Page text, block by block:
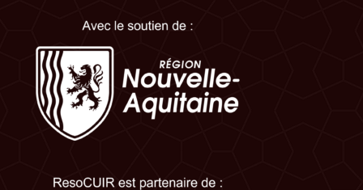
in
new
window
opens
in
new
window
opens
in
new
window